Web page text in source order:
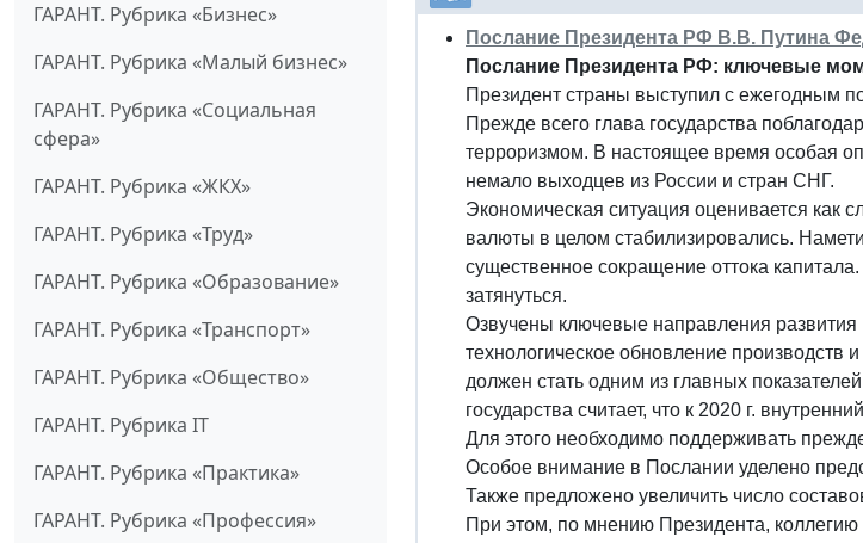
ГАРАНТ. Рубрика «Бизнес»
ГАРАНТ. Рубрика «Малый бизнес»
ГАРАНТ. Рубрика «Социальная
сфера»
ГАРАНТ. Рубрика «ЖКХ»
ГАРАНТ. Рубрика «Труд»
ГАРАНТ. Рубрика «Образование»
ГАРАНТ. Рубрика «Транспорт»
ГАРАНТ. Рубрика «Общество»
ГАРАНТ. Рубрика IT
ГАРАНТ. Рубрика «Практика»
ГАРАНТ. Рубрика «Профессия»
Послание Президента РФ В.В. Путина
Послание Президента РФ: ключевые
Президент страны выступил с ежегодным
Прежде всего глава государства
терроризмом. В настоящее время особая
немало выходцев из России и стран СНГ.
Экономическая ситуация оценивается как
валюты в целом стабилизировались.
существенное сокращение оттока
затянуться.
Озвучены ключевые направления
технологическое обновление производств
должен стать одним из главных
государства считает, что к 2020 г.
Для этого необходимо поддерживать
Особое внимание в Послании уделено
Также предложено увеличить число
При этом, по мнению Президента, коллегию